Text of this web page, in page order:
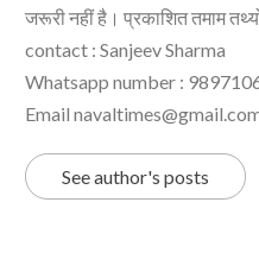
जरूरी नहीं है। प्रकाशित तमाम
contact : Sanjeev Sharma
Whatsapp number :
Email
See author's posts